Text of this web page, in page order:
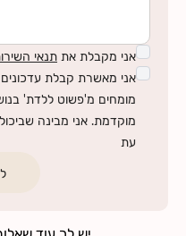
אני מקבלת את תנאי
אני מאשרת קבלת עדכונים
מומחים מ'פשוט ללדת'
מוקדמת. אני מבינה
עת